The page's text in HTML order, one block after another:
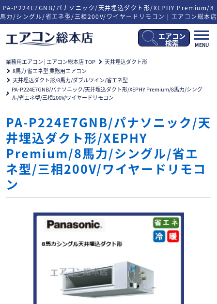
PA-P224E7GNB/パナソニック/天井埋込ダクト形/XEPHY Premium/8
馬力/シングル/省エネ型/三相200V/ワイヤードリモコン | エアコン総本店
メ
ニ
閉
MENU
エアコン
検索
業務用エアコン | エアコン総本店 TOP
天井埋込ダクト形
8馬力 省エネ型 業務用エアコン
天井埋込ダクト形/8馬力/ダブルツイン/省エネ型
PA-P224E7GNB/パナソニック/天井埋込ダクト形/XEPHY Premium/8馬力/シング
ル/省エネ型/三相200V/ワイヤードリモコン
PA-P224E7GNB/パナソニック/天
井埋込ダクト形/XEPHY
Premium/8馬力/シングル/省エ
ネ型/三相200V/ワイヤードリモコ
ン